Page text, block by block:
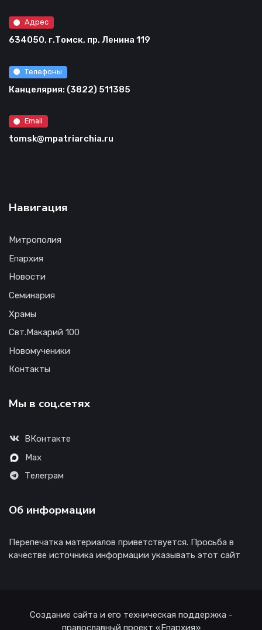
Адрес
634050, г.Томск, пр. Ленина 119
Телефоны
Канцелярия: (3822) 511385
Email
tomsk@mpatriarchia.ru
Навигация
Митрополия
Епархия
Новости
Семинария
Храмы
Свт.Макарий 100
Новомученики
Контакты
Мы в соц.сетях
ВКонтакте
Max
Телеграм
Об информации
Перепечатка материалов приветствуется. Просьба в
качестве источника информации указывать этот сайт
Создание сайта и его техническая поддержка -
православный проект «Епархия»